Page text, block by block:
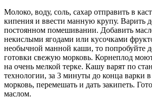
Молоко, воду, соль, сахар отправить в
кипения и ввести манную крупу. Варить
постоянном помешивании. Добавить
некислыми ягодами или кусочками
необычной манной каши, то попробуйте
готовки свежую морковь. Корнеплод
на очень мелкой терке. Кашу варят по
технологии, за 3 минуты до конца варки
морковь, перемешать и дать закипеть.
маслом.